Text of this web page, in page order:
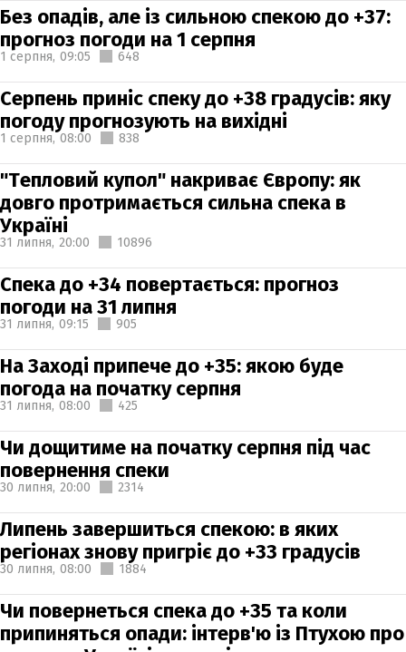
Без опадів, але із сильною спекою до +37:
прогноз погоди на 1 серпня
1 серпня, 09:05 648
Серпень приніс спеку до +38 градусів: яку
погоду прогнозують на вихідні
1 серпня, 08:00 838
"Тепловий купол" накриває Європу: як
довго протримається сильна спека в
Україні
31 липня, 20:00 10896
Спека до +34 повертається: прогноз
погоди на 31 липня
31 липня, 09:15 905
На Заході припече до +35: якою буде
погода на початку серпня
31 липня, 08:00 425
Чи дощитиме на початку серпня під час
повернення спеки
30 липня, 20:00 2314
Липень завершиться спекою: в яких
регіонах знову пригріє до +33 градусів
30 липня, 08:00 1884
Чи повернеться спека до +35 та коли
припиняться опади: інтерв'ю із Птухою про